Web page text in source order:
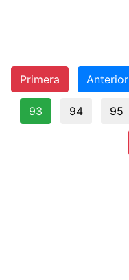
Primera Anterior
93 94 95